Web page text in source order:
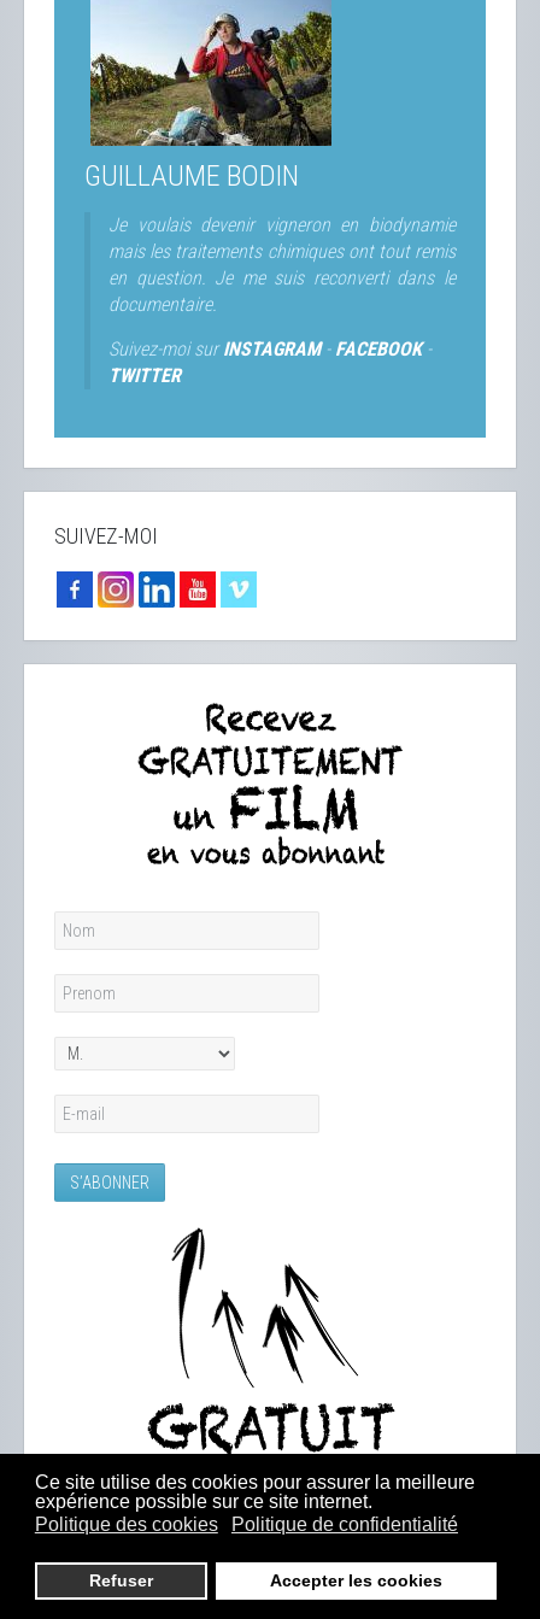
Ce site utilise des cookies pour assurer la meilleure
expérience possible sur ce site internet.
Politique des cookies
Politique de confidentialité
Refuser Accepter les cookies
GUILLAUME BODIN
Je voulais devenir vigneron en biodynamie
mais les traitements chimiques ont tout remis
en question. Je me suis reconverti dans le
documentaire.
Suivez-moi surINSTAGRAM- FACEBOOK-
TWITTER
SUIVEZ-MOI